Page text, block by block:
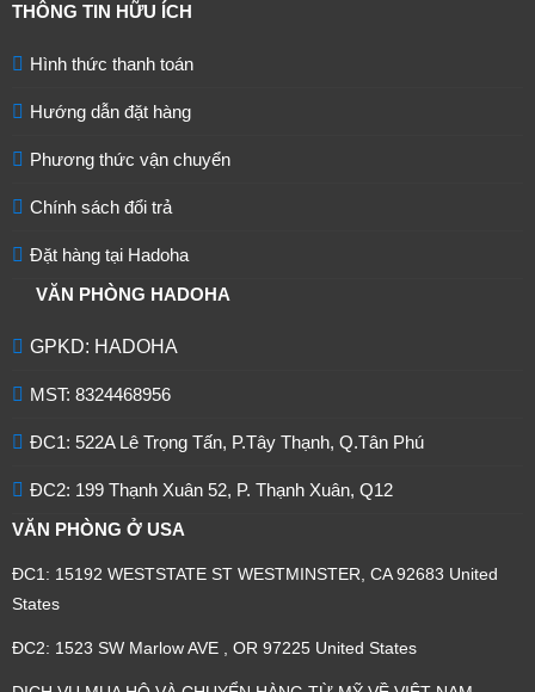
THÔNG TIN HỮU ÍCH
Hình thức thanh toán
Hướng dẫn đặt hàng
Phương thức vận chuyển
Chính sách đổi trả
Đặt hàng tại Hadoha
VĂN PHÒNG HADOHA
GPKD: HADOHA
MST: 8324468956
ĐC1: 522A Lê Trọng Tấn, P.Tây Thạnh, Q.Tân Phú
ĐC2: 199 Thạnh Xuân 52, P. Thạnh Xuân, Q12
VĂN PHÒNG Ở USA
ĐC1: 15192 WESTSTATE ST WESTMINSTER, CA 92683 United
States
ĐC2: 1523 SW Marlow AVE , OR 97225 United States